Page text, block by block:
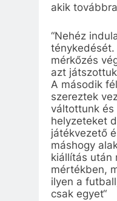
akik
“Nehéz
ténykedését.
mérkőzés
azt
A második
szereztek
váltottunk
helyzeteket
játékvezető
máshogy
kiállítás után
mértékben,
ilyen a
csak egyet“